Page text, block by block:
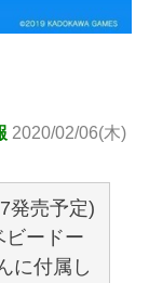
2020/02/06(木)
発売予定)
ビードー
に付属し